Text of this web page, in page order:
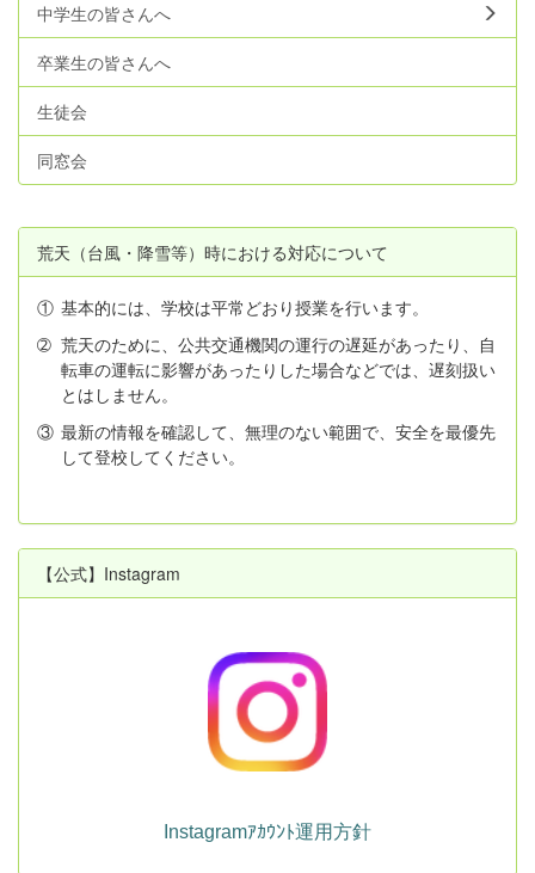
中学生の皆さんへ
卒業生の皆さんへ
生徒会
同窓会
荒天（台風・降雪等）時における対応について
① 基本的には、学校は平常どおり授業を行います。
➁ 荒天のために、公共交通機関の運行の遅延があったり、自
転車の運転に影響があったりした場合などでは、遅刻扱い
とはしません。
③ 最新の情報を確認して、無理のない範囲で、安全を最優先
して登校してください。
【公式】Instagram
Instagramｱｶｳﾝﾄ運用方針